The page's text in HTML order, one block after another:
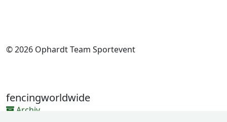
© 2026 Ophardt Team Sportevent
fencingworldwide
Archiv